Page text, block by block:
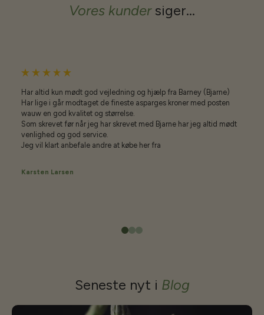
Vores kundersiger...
Har altid kun mødt god vejledning og hjælp fra Barney (Bjarne)
Har lige i går modtaget de fineste asparges kroner med posten
wauw en god kvalitet og størrelse.
Som skrevet før når jeg har skrevet med Bjarne har jeg altid mødt
venlighed og god service.
Jeg vil klart anbefale andre at købe her fra
Karsten Larsen
Seneste nyt i Blog